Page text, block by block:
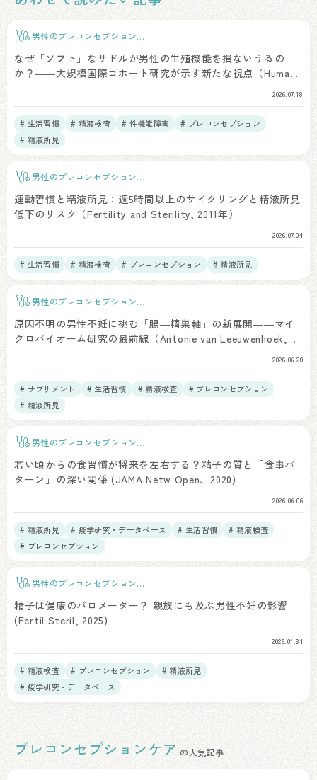
男性のプレコンセプションケ
なぜ「ソフト」なサドルが男性の生殖機能を損ないうるの
か？――大規模国際コホート研究が示す新たな視点（Human
2026.07.18
# 生活習慣 # 精液検査 # 性機能障害
# プレコンセプション
# 精液所見
男性のプレコンセプションケ
運動習慣と精液所見：週5時間以上のサイクリングと精液所見
低下のリスク（Fertility and Sterility, 2011年）
2026.07.04
# 生活習慣 # 精液検査 # プレコンセプション # 精液所見
男性のプレコンセプションケ
原因不明の男性不妊に挑む「腸―精巣軸」の新展開――マイ
クロバイオーム研究の最前線（Antonie van Leeuwenhoek,
2026.06.20
# サプリメント # 生活習慣 # 精液検査
# プレコンセプション
# 精液所見
男性のプレコンセプションケ
若い頃からの食習慣が将来を左右する？精子の質と「食事パ
ターン」の深い関係 (JAMA Netw Open、2020)
2026.06.06
# 精液所見 # 疫学研究・データベース # 生活習慣
# 精液検査
# プレコンセプション
男性のプレコンセプションケ
精子は健康のバロメーター？ 親族にも及ぶ男性不妊の影響
(Fertil Steril, 2025)
2026.01.31
# 精液検査 # プレコンセプション
# 精液所見
# 疫学研究・データベース
プレコンセプションケア の人気記事